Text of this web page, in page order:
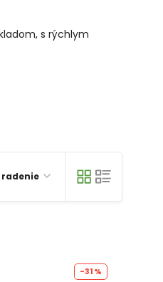
s rýchlym
radenie
-31%